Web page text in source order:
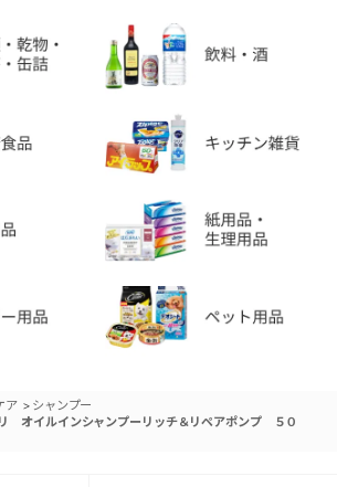
ア > シャンプー
オイルインシャンプーリッチ＆リペアポンプ ５０